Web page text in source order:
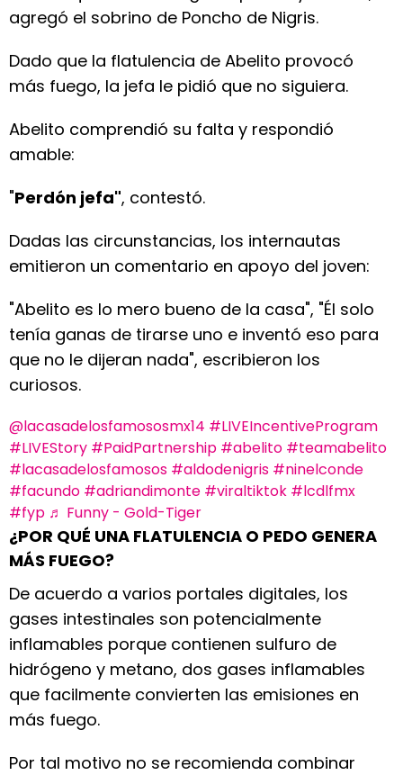
agregó el sobrino de Poncho de Nigris.
Dado que la flatulencia de Abelito provocó
más fuego, la jefa le pidió que no siguiera.
Abelito comprendió su falta y respondió
amable:
"Perdón jefa", contestó.
Dadas las circunstancias, los internautas
emitieron un comentario en apoyo del joven:
"Abelito es lo mero bueno de la casa", "Él solo
tenía ganas de tirarse uno e inventó eso para
que no le dijeran nada", escribieron los
curiosos.
@lacasadelosfamososmx14 #LIVEIncentiveProgram
#LIVEStory #PaidPartnership #abelito #teamabelito
#lacasadelosfamosos #aldodenigris #ninelconde
#facundo #adriandimonte #viraltiktok #lcdlfmx
#fyp ♬ Funny - Gold-Tiger
¿POR QUÉ UNA FLATULENCIA O PEDO GENERA
MÁS FUEGO?
De acuerdo a varios portales digitales, los
gases intestinales son potencialmente
inflamables porque contienen sulfuro de
hidrógeno y metano, dos gases inflamables
que facilmente convierten las emisiones en
más fuego.
Por tal motivo no se recomienda combinar